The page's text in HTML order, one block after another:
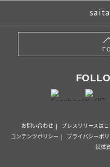
お問い合わせ プレスリリースは
コンテンツポリシー
プライバシーポ
媒体